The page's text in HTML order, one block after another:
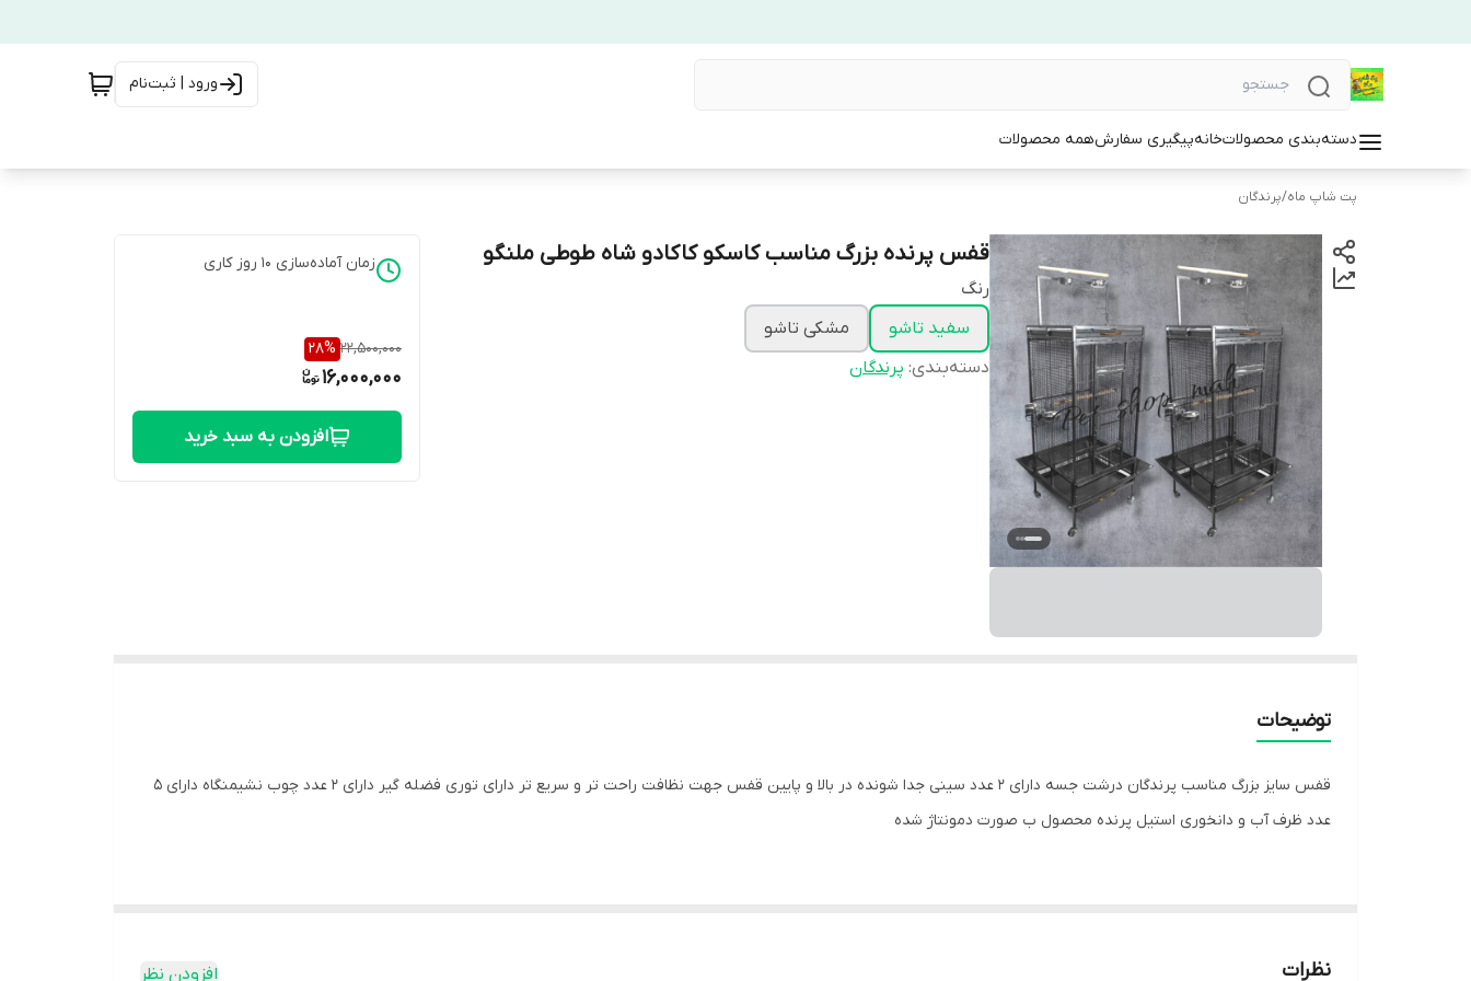
ورود | ثبت‌نام
دسته‌بندی محصولاتخانهپیگیری سفارشهمه محصولات
پت شاپ ماه/پرندگان
قفس پرنده بزرگ مناسب کاسکو کاکادو شاه طوطی ملنگو
رنگ
سفید تاشو
مشکی تاشو
دسته‌بندی: پرندگان
زمان آماده‌سازی 10 روز کاری
22,500,000
28%
16,000,000
افزودن به سبد خرید
توضیحات
قفس سایز بزرگ مناسب پرندگان درشت جسه دارای 2 عدد سینی جدا شونده در بالا و پایین قفس جهت نظافت راحت تر و سریع تر دارای توری فضله گیر دارای 2 عدد چوب نشیمنگاه دارای 5
عدد ظرف آب و دانخوری استیل پرنده محصول ب صورت دمونتاژ شده
تصویر نباشد...
نظرات افزودن نظر